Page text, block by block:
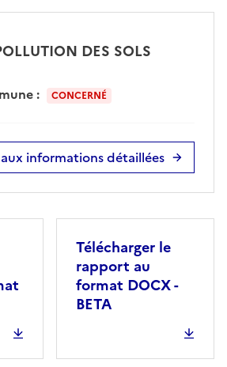
DES SOLS
: CONCERNÉ
informations détaillées
Télécharger le
rapport au
format DOCX -
BETA